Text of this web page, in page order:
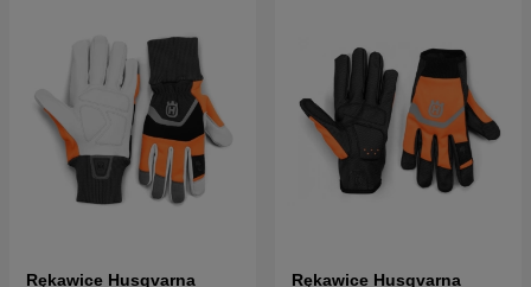
Rękawice Husqvarna
Rękawice Husqvarna